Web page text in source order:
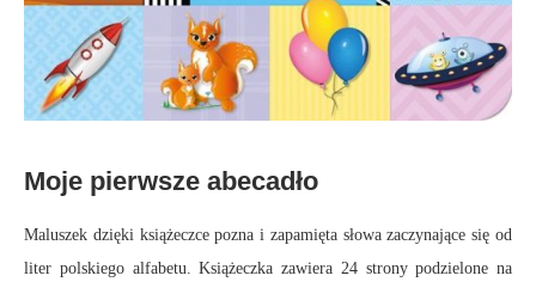
Moje pierwsze abecadło
Maluszek dzięki książeczce pozna i zapamięta słowa zaczynające się od
liter polskiego alfabetu. Książeczka zawiera 24 strony podzielone na